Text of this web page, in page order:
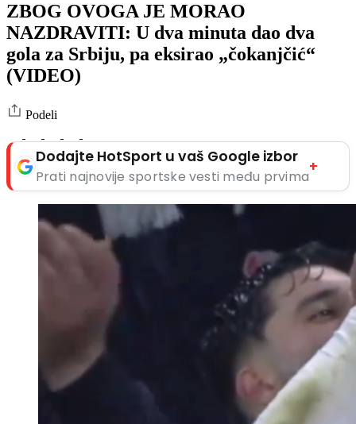
ZBOG OVOGA JE MORAO
NAZDRAVITI: U dva minuta dao dva
gola za Srbiju, pa eksirao „čokanjčić“
(VIDEO)
Podeli
Dodajte HotSport u vaš Google izbor
Prati najnovije sportske vesti među prvima
+